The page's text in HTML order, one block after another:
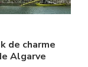
de charme
Algarve